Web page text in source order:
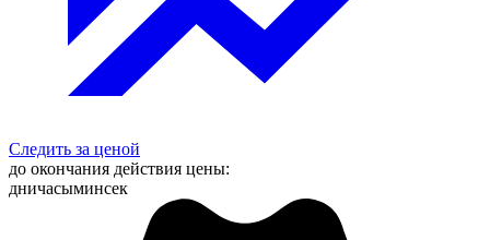
Следить за ценой
до окончания действия цены:
дничасыминсек